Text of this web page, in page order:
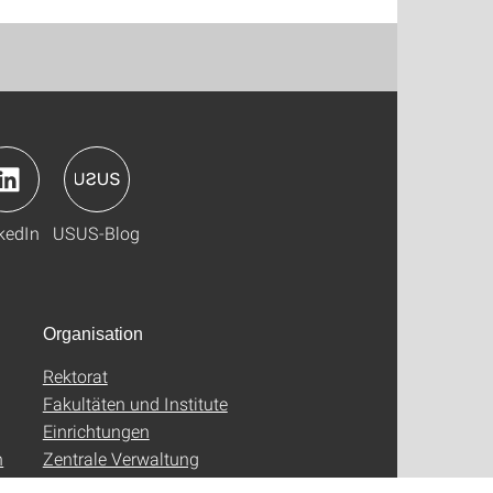
USUS-Blog
Organisation
Rektorat
Fakultäten und Institute
Einrichtungen
Zentrale Verwaltung